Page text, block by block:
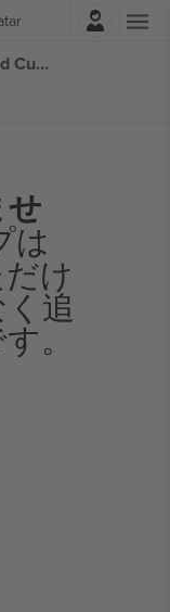
M3 South Korea vs Uganda U-17 World Cup Qatar チケット
は
け
追
。